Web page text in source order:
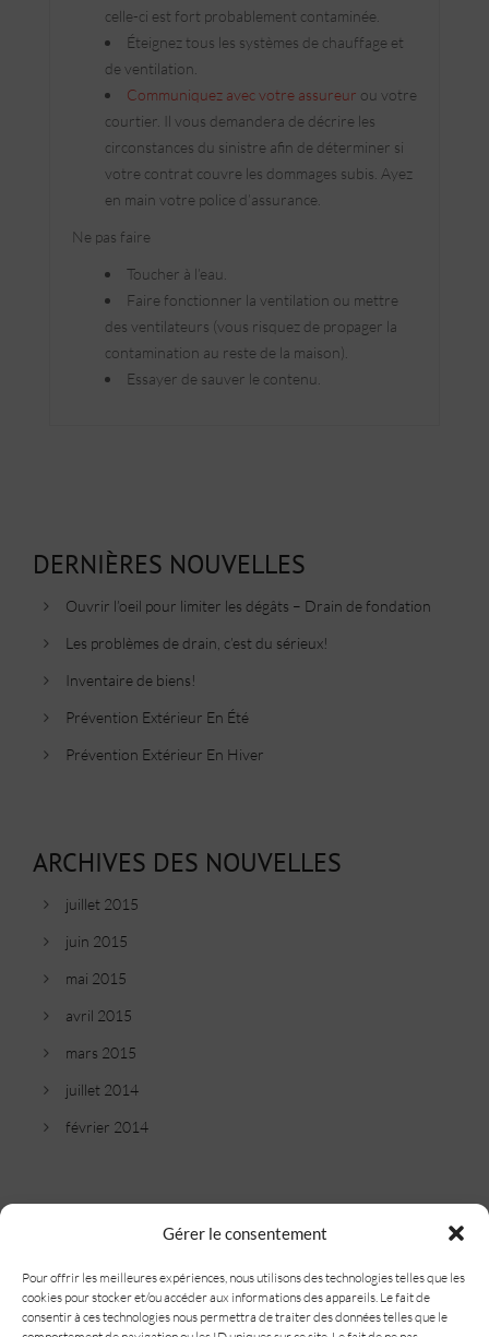
Gérer le consentement
Pour offrir les meilleures expériences, nous utilisons des technologies telles que les
cookies pour stocker et/ou accéder aux informations des appareils. Le fait de
consentir à ces technologies nous permettra de traiter des données telles que le
celle-ci est fort probablement contaminée.
Éteignez tous les systèmes de chauffage et
de ventilation.
Communiquez avec votre assureur ou votre
courtier. Il vous demandera de décrire les
circonstances du sinistre afin de déterminer si
votre contrat couvre les dommages subis. Ayez
en main votre police d’assurance.
Ne pas faire
Toucher à l’eau.
Faire fonctionner la ventilation ou mettre
des ventilateurs (vous risquez de propager la
contamination au reste de la maison).
Essayer de sauver le contenu.
DERNIÈRES NOUVELLES
Ouvrir l’oeil pour limiter les dégâts – Drain de fondation
Les problèmes de drain, c’est du sérieux!
Inventaire de biens!
Prévention Extérieur En Été
Prévention Extérieur En Hiver
ARCHIVES DES NOUVELLES
juillet 2015
juin 2015
mai 2015
avril 2015
mars 2015
juillet 2014
février 2014
CATÉGORIES
Articles Journaux
Conseils de prévention